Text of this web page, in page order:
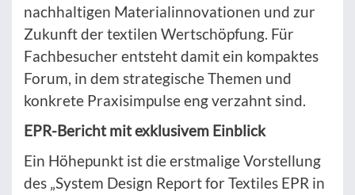
nachhaltigen Materialinnovationen und zur
Zukunft der textilen Wertschöpfung. Für
Fachbesucher entsteht damit ein kompaktes
Forum, in dem strategische Themen und
konkrete Praxisimpulse eng verzahnt sind.
EPR-Bericht mit exklusivem Einblick
Ein Höhepunkt ist die erstmalige Vorstellung
des „System Design Report for Textiles EPR in